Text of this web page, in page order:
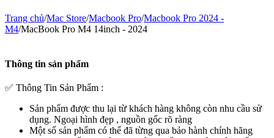
Trang chủ/Mac Store/Macbook Pro/Macbook Pro 2024 -
M4/MacBook Pro M4 14inch - 2024
Thông tin sản phẩm
✅ Thông Tin Sản Phẩm :
Sản phẩm được thu lại từ khách hàng không còn nhu cầu sử
dụng. Ngoại hình đẹp , nguồn gốc rõ ràng
Một số sản phẩm có thể đã từng qua bảo hành chính hãng